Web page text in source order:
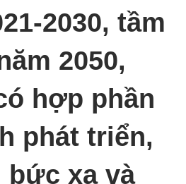
2030, tầm
2050,
hợp phần
phát triển,
bức xạ và